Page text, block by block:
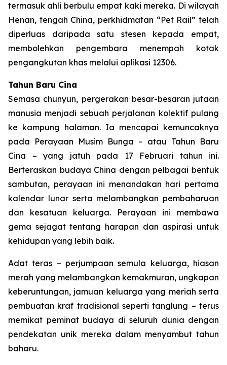
termasuk ahli berbulu empat kaki mereka. Di wilayah
Henan, tengah China, perkhidmatan “Pet Rail” telah
diperluas daripada satu stesen kepada empat,
membolehkan pengembara menempah kotak
pengangkutan khas melalui aplikasi 12306.
Tahun Baru Cina
Semasa chunyun, pergerakan besar-besaran jutaan
manusia menjadi sebuah perjalanan kolektif pulang
ke kampung halaman. Ia mencapai kemuncaknya
pada Perayaan Musim Bunga – atau Tahun Baru
Cina – yang jatuh pada 17 Februari tahun ini.
Berteraskan budaya China dengan pelbagai bentuk
sambutan, perayaan ini menandakan hari pertama
kalendar lunar serta melambangkan pembaharuan
dan kesatuan keluarga. Perayaan ini membawa
gema sejagat tentang harapan dan aspirasi untuk
kehidupan yang lebih baik.
Adat teras – perjumpaan semula keluarga, hiasan
merah yang melambangkan kemakmuran, ungkapan
keberuntungan, jamuan keluarga yang meriah serta
pembuatan kraf tradisional seperti tanglung – terus
memikat peminat budaya di seluruh dunia dengan
pendekatan unik mereka dalam menyambut tahun
baharu.